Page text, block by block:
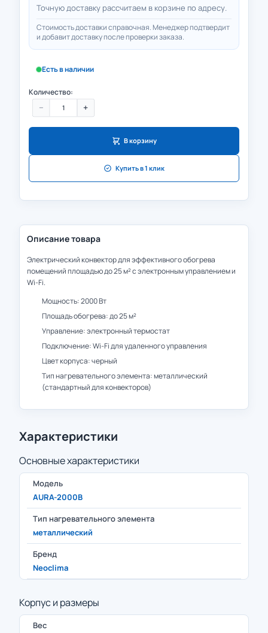
Точную доставку рассчитаем в корзине по адресу.
Стоимость доставки справочная. Менеджер подтвердит
и добавит доставку после проверки заказа.
Есть в наличии
Количество:
− +
В корзину
Купить в 1 клик
Описание товара
Электрический конвектор для эффективного обогрева
помещений площадью до 25 м² с электронным управлением и
Wi-Fi.
Мощность: 2000 Вт
Площадь обогрева: до 25 м²
Управление: электронный термостат
Подключение: Wi-Fi для удаленного управления
Цвет корпуса: черный
Тип нагревательного элемента: металлический
(стандартный для конвекторов)
Характеристики
Основные характеристики
Модель
AURA-2000B
Тип нагревательного элемента
металлический
Бренд
Neoclima
Корпус и размеры
Вес